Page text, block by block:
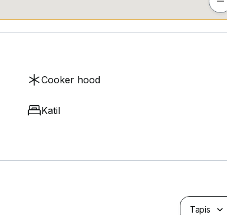
Cooker hood
Katil
Tapis